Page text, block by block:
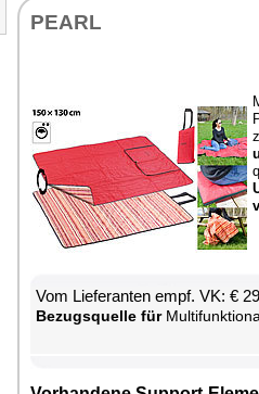
PEARL
Vom Lie­fe­ran­ten empf. VK: €
Be­zugs­quel­le fürMul­ti­funk­tio­na­le